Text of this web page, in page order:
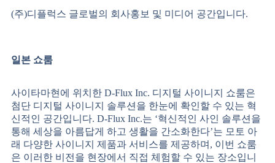
(주)디플럭스 글로벌의 회사홍보 및 미디어 공간입니다.
일본 쇼룸
사이타마현에 위치한 D-Flux Inc. 디지털 사이니지 쇼룸은
첨단 디지털 사이니지 솔루션을 한눈에 확인할 수 있는 혁
신적인 공간입니다. D-Flux Inc.는 ‘혁신적인 사인 솔루션을
통해 세상을 아름답게 하고 생활을 간소화한다’는 모토 아
래 다양한 사이니지 제품과 서비스를 제공하며, 이번 쇼룸
은 이러한 비전을 현장에서 직접 체험할 수 있는 장소입니